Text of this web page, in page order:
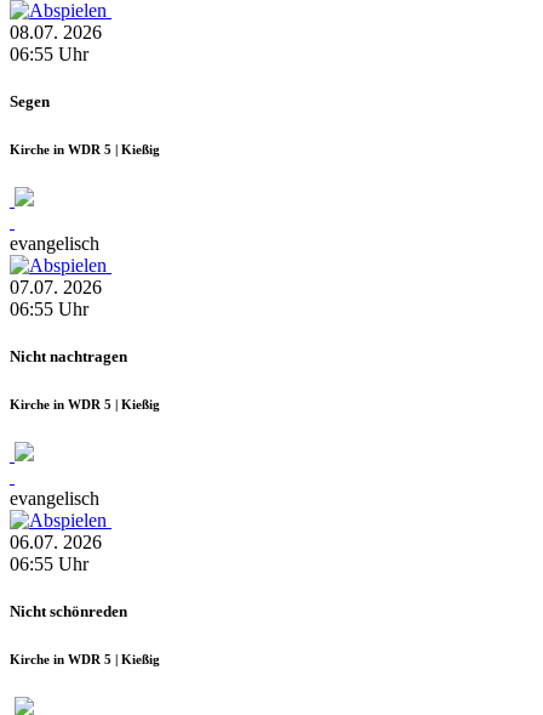
08.07. 2026
06:55 Uhr
Segen
Kirche in WDR 5 | Kießig
evangelisch
07.07. 2026
06:55 Uhr
Nicht nachtragen
Kirche in WDR 5 | Kießig
evangelisch
06.07. 2026
06:55 Uhr
Nicht schönreden
Kirche in WDR 5 | Kießig